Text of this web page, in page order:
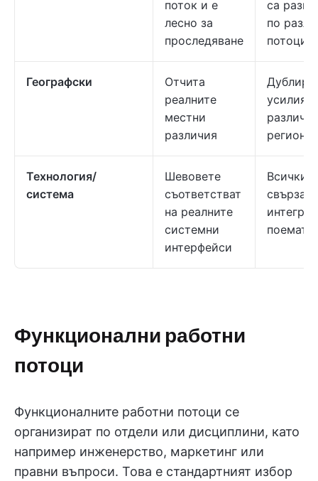
поток и е
лесно за
проследяване
са
по
потоци
Географски
Отчита
реалните
местни
различия
региони
Технология/
система
Шевовете
съответстват
на реалните
системни
интерфейси
Всички
поемат
Функционални работни
потоци
Функционалните работни потоци се
организират по отдели или дисциплини, като
например инженерство, маркетинг или
правни въпроси. Това е стандартният избор